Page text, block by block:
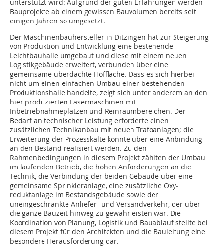
unterstützt wird: Aufgrund der guten Erfahrungen werden
Bauprojekte ab einem gewissen Bauvolumen bereits seit
einigen Jahren so umgesetzt.
Der Maschinenbauhersteller in Ditzingen hat zur Steigerung
von Produktion und Entwicklung eine bestehende
Leichtbauhalle umgebaut und diese mit einem neuen
Logistikgebäude erweitert, verbunden über eine
gemeinsame überdachte Hoffläche. Dass es sich hierbei
nicht um einen ­einfachen Umbau einer bestehenden
Produk­tionshalle handelte, zeigt sich unter anderem an den
hier produzierten Lasermaschinen mit
Inbetriebnahmeplätzen und Reinraumbereichen. Der
Bedarf an technischer Leistung erforderte einen
zusätzlichen Technikanbau mit neuen Trafoanlagen; die
Erweiterung der Prozesskälte konnte über eine Anbindung
an den Bestand realisiert werden. Zu den
Rahmenbedingungen in diesem Projekt zählten der Umbau
im laufenden Betrieb, die hohen Anforderungen an die
Technik, die Verbindung der beiden Gebäude über eine
gemeinsame Sprinkleranlage, eine zusätzliche Oxy­
reduktanlage im Bestandsgebäude sowie der
uneingeschränkte Anliefer- und Versandverkehr, der über
die ganze Bauzeit hinweg zu gewährleis­ten war. Die
Koordination von Planung, Logistik und Bauablauf stellte bei
diesem Projekt für den Architekten und die Bauleitung eine
besondere Herausforderung dar.